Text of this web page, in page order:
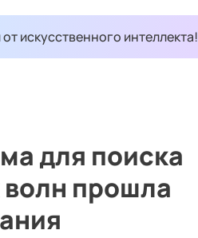
искусственного интеллекта!
для поиска
прошла